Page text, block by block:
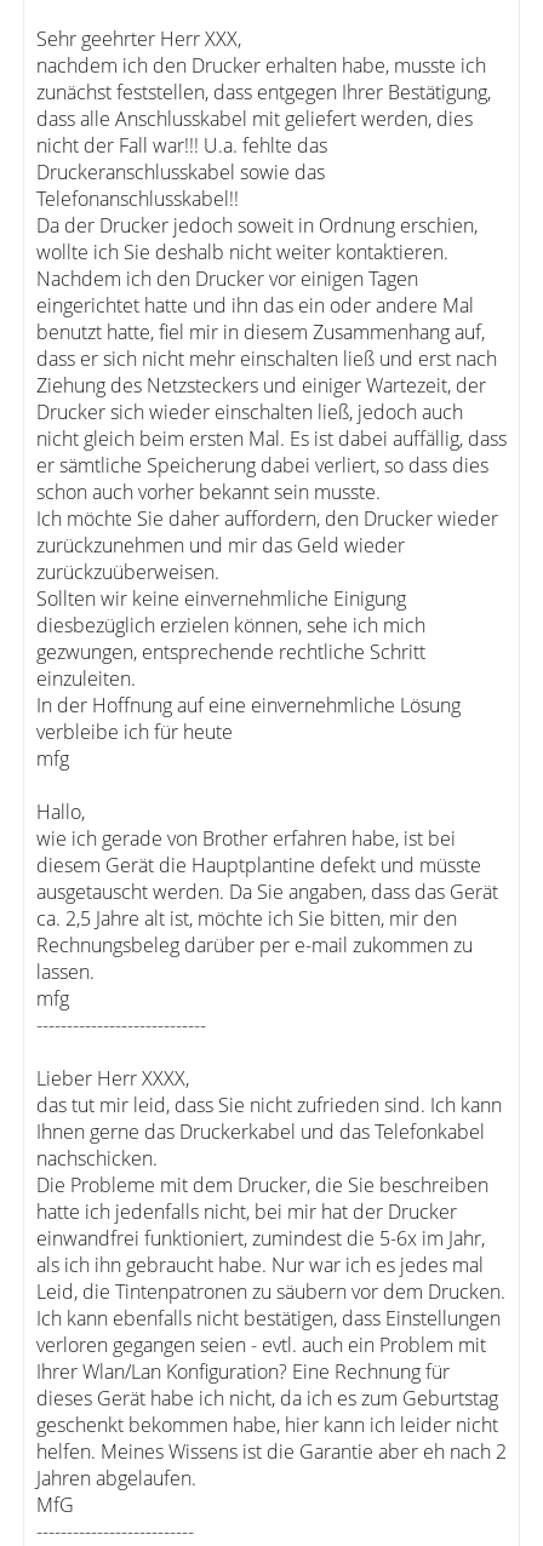
Sehr geehrter Herr XXX,
nachdem ich den Drucker erhalten habe, musste ich
zunächst feststellen, dass entgegen Ihrer Bestätigung,
dass alle Anschlusskabel mit geliefert werden, dies
nicht der Fall war!!! U.a. fehlte das
Druckeranschlusskabel sowie das
Telefonanschlusskabel!!
Da der Drucker jedoch soweit in Ordnung erschien,
wollte ich Sie deshalb nicht weiter kontaktieren.
Nachdem ich den Drucker vor einigen Tagen
eingerichtet hatte und ihn das ein oder andere Mal
benutzt hatte, fiel mir in diesem Zusammenhang auf,
dass er sich nicht mehr einschalten ließ und erst nach
Ziehung des Netzsteckers und einiger Wartezeit, der
Drucker sich wieder einschalten ließ, jedoch auch
nicht gleich beim ersten Mal. Es ist dabei auffällig, dass
er sämtliche Speicherung dabei verliert, so dass dies
schon auch vorher bekannt sein musste.
Ich möchte Sie daher auffordern, den Drucker wieder
zurückzunehmen und mir das Geld wieder
zurückzuüberweisen.
Sollten wir keine einvernehmliche Einigung
diesbezüglich erzielen können, sehe ich mich
gezwungen, entsprechende rechtliche Schritt
einzuleiten.
In der Hoffnung auf eine einvernehmliche Lösung
verbleibe ich für heute
mfg
Hallo,
wie ich gerade von Brother erfahren habe, ist bei
diesem Gerät die Hauptplantine defekt und müsste
ausgetauscht werden. Da Sie angaben, dass das Gerät
ca. 2,5 Jahre alt ist, möchte ich Sie bitten, mir den
Rechnungsbeleg darüber per e-mail zukommen zu
lassen.
mfg
----------------------------
Lieber Herr XXXX,
das tut mir leid, dass Sie nicht zufrieden sind. Ich kann
Ihnen gerne das Druckerkabel und das Telefonkabel
nachschicken.
Die Probleme mit dem Drucker, die Sie beschreiben
hatte ich jedenfalls nicht, bei mir hat der Drucker
einwandfrei funktioniert, zumindest die 5-6x im Jahr,
als ich ihn gebraucht habe. Nur war ich es jedes mal
Leid, die Tintenpatronen zu säubern vor dem Drucken.
Ich kann ebenfalls nicht bestätigen, dass Einstellungen
verloren gegangen seien - evtl. auch ein Problem mit
Ihrer Wlan/Lan Konfiguration? Eine Rechnung für
dieses Gerät habe ich nicht, da ich es zum Geburtstag
geschenkt bekommen habe, hier kann ich leider nicht
helfen. Meines Wissens ist die Garantie aber eh nach 2
Jahren abgelaufen.
MfG
--------------------------